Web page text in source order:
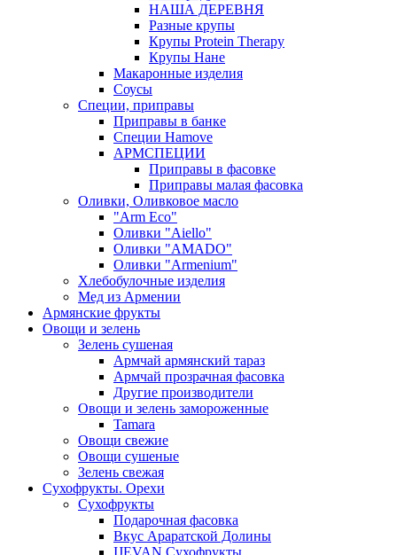
НАША ДЕРЕВНЯ
Разные крупы
Крупы Protein Therapy
Крупы Нане
Макаронные изделия
Соусы
Специи, приправы
Приправы в банке
Специи Hamove
АРМСПЕЦИИ
Приправы в фасовке
Приправы малая фасовка
Оливки, Оливковое масло
"Arm Eco"
Оливки "Aiello"
Оливки "AMADO"
Оливки "Armenium"
Хлебобулочные изделия
Мед из Армении
Армянские фрукты
Овощи и зелень
Зелень сушеная
Армчай армянский тараз
Армчай прозрачная фасовка
Другие производители
Овощи и зелень замороженные
Tamara
Овощи свежие
Овощи сушеные
Зелень свежая
Сухофрукты. Орехи
Сухофрукты
Подарочная фасовка
Вкус Араратской Долины
IJEVAN Сухофрукты